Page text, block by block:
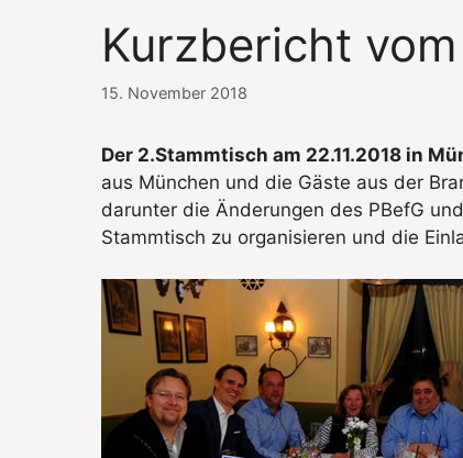
Kurzbericht
15. November 2018
Der 2.Stammtisch am 22.11.2018 in
aus München und die Gäste aus der
darunter die Änderungen des PBefG
Stammtisch zu organisieren und die